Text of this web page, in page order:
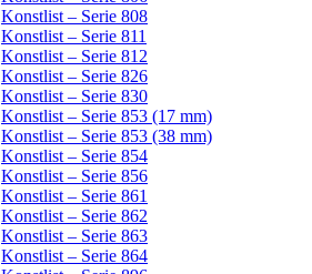
Konstlist – Serie 808
Konstlist – Serie 811
Konstlist – Serie 812
Konstlist – Serie 826
Konstlist – Serie 830
Konstlist – Serie 853 (17 mm)
Konstlist – Serie 853 (38 mm)
Konstlist – Serie 854
Konstlist – Serie 856
Konstlist – Serie 861
Konstlist – Serie 862
Konstlist – Serie 863
Konstlist – Serie 864